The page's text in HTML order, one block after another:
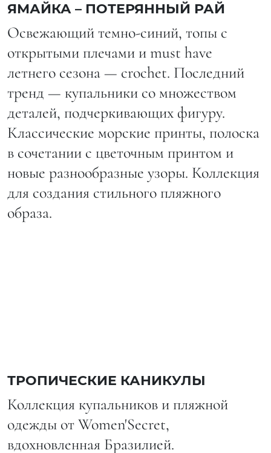
ЯМАЙКА – ПОТЕРЯННЫЙ РАЙ
Освежающий темно-синий, топы с
открытыми плечами и must have
летнего сезона — crochet. Последний
тренд — купальники со множеством
деталей, подчеркивающих фигуру.
Классические морские принты, полоска
в сочетании с цветочным принтом и
новые разнообразные узоры. Коллекция
для создания стильного пляжного
образа.
ТРОПИЧЕСКИЕ КАНИКУЛЫ
Коллекция купальников и пляжной
одежды от Women'Secret,
вдохновленная Бразилией.